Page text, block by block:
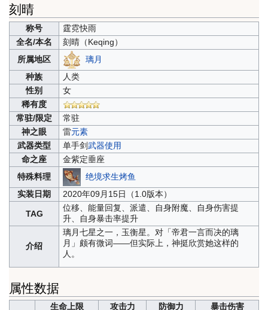
刻晴
称号
霆霓快雨
全名/本名
刻晴（Keqing）
所属地区
璃月
种族
人类
性别
女
稀有度
常驻/限定
常驻
神之眼
雷元素
武器类型
单手剑武器使用
命之座
金紫定垂座
特殊料理
绝境求生烤鱼
实装日期
2020年09月15日（1.0版本）
TAG
位移、能量回复、派遣、自身附魔、自身伤害提
升、自身暴击率提升
介绍
璃月七星之一，玉衡星。对「帝君一言而决的璃
月」颇有微词——但实际上，神挺欣赏她这样的
人。
属性数据
生命上限 攻击力 防御力
暴击伤害